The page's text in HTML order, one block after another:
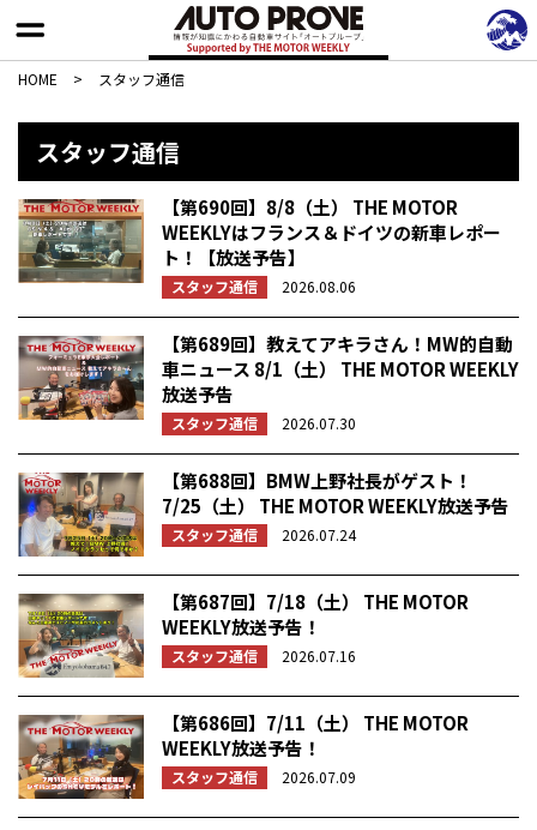
HOME > スタッフ通信
スタッフ通信
【第690回】8/8（土） THE MOTOR
WEEKLYはフランス＆ドイツの新車レポー
ト！【放送予告】
スタッフ通信 2026.08.06
【第689回】教えてアキラさん！MW的自動
車ニュース 8/1（土） THE MOTOR WEEKLY
放送予告
スタッフ通信 2026.07.30
【第688回】BMW上野社長がゲスト！
7/25（土） THE MOTOR WEEKLY放送予告
スタッフ通信 2026.07.24
【第687回】7/18（土） THE MOTOR
WEEKLY放送予告！
スタッフ通信 2026.07.16
【第686回】7/11（土） THE MOTOR
WEEKLY放送予告！
スタッフ通信 2026.07.09